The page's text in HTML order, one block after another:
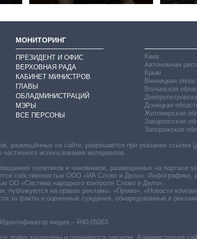
МОНИТОРИНГ
ПРЕЗИДЕНТ И ОФИС
ВЕРХОВНАЯ РАДА
КАБИНЕТ МИНИСТРОВ
ГЛАВЫ
ОБЛАДМИНИСТРАЦИЙ
МЭРЫ
ВСЕ ПЕРСОНЫ
Киев
Автономная
Крым
Винницкая
Волынская
Донецкая
Житомирская
Закарпатская
Запорожская
медиа – R40-05063
права защищены и охраняются законом. Администрация
размещённых на сайте, разрешается при указании
использования материалов.
политиков и чиновников, размещенных на портале
собственностью ООО «ИА Слово и Дело». Инфографики,
ОО «Система народного контроля Слово и Дело».
публикуются на правах рекламы: «Промо», «Новости
за факты и оценочные суждения, обнародованные в